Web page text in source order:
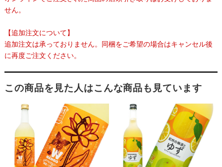
せん。
【追加注文について】
追加注文は承っておりません。同梱をご希望の場合はキャンセル後
に再度ご注文ください。
この商品を見た人はこんな商品も見ています